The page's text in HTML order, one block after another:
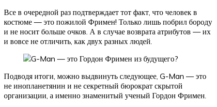
Все в очередной раз подтверждает тот факт, что человек в
костюме — это пожилой Фримен! Только лишь побрил бороду
и не носит больше очков. А в случае возврата атрибутов — их
и вовсе не отличить, как двух разных людей.
Подводя итоги, можно выдвинуть следующее, G-Man — это
не инопланетянин и не секретный бюрократ скрытой
организации, а именно знаменитый ученый Гордон Фримен.